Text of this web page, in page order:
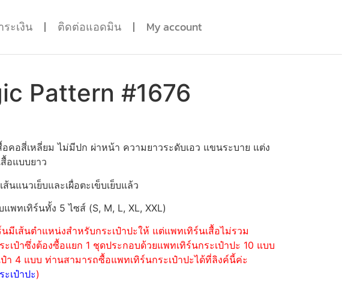
ะเงิน ติดต่อแอดมิน My account
Pattern #1676
อคอสี่เหลี่ยม ไม่มีปก ผ่าหน้า ความยาวระดับเอว แขนระบาย แต่ง
อแบบยาว
นแนวเย็บและเผื่อตะเข็บเย็บแล้ว
พทเทิร์นทั้ง 5 ไซส์ (S, M, L, XL, XXL)
มีเส้นตำแหน่งสำหรับกระเป๋าปะให้ แต่แพทเทิร์นเสื้อไม่รวม
ะเป๋าซึ่งต้องซื้อแยก 1 ชุดประกอบด้วยแพทเทิร์นกระเป๋าปะ 10 แบบ
ป๋า 4 แบบ ท่านสามารถซื้อแพทเทิร์นกระเป๋าปะได้ที่ลิงค์นี้ค่ะ
เป๋าปะ)